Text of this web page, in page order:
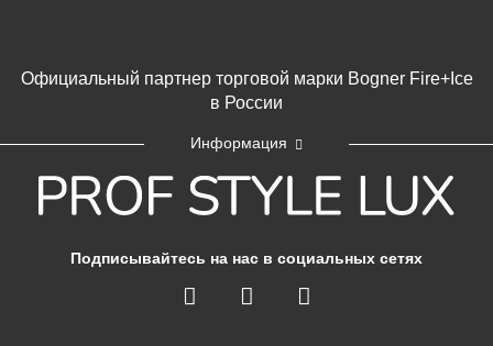
Официальный партнер торговой марки Bogner Fire+Ice
в России
Информация
Подписывайтесь на нас в социальных сетях